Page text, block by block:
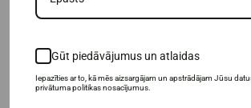
Gūt piedāvājumus un atlaidas
Iepazīties ar to, kā mēs aizsargājam un apstrādājam Jūsu
privātuma politikas nosacījumus.